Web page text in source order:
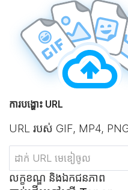
ការបង្ហោះ URL
URL របស់ GIF, MP4,
លក្ខខណ្ឌ និងឯកជនភាព